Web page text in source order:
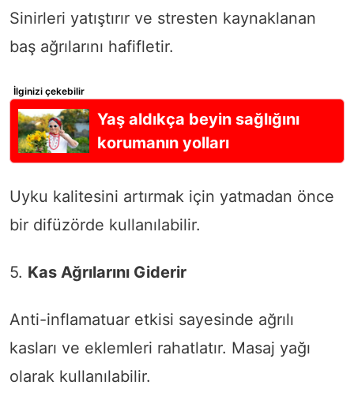
Sinirleri yatıştırır ve stresten kaynaklanan
baş ağrılarını hafifletir.
İlginizi çekebilir
Yaş aldıkça beyin sağlığını
korumanın yolları
Uyku kalitesini artırmak için yatmadan önce
bir difüzörde kullanılabilir.
5. Kas Ağrılarını Giderir
Anti-inflamatuar etkisi sayesinde ağrılı
kasları ve eklemleri rahatlatır. Masaj yağı
olarak kullanılabilir.